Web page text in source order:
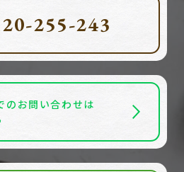
255-243
のお問い合わせは